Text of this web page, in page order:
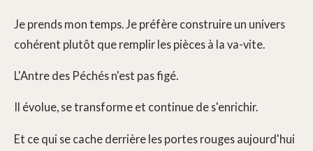
Je prends mon temps. Je préfère construire un univers
cohérent plutôt que remplir les pièces à la va-vite.
L'Antre des Péchés n'est pas figé.
Il évolue, se transforme et continue de s'enrichir.
Et ce qui se cache derrière les portes rouges aujourd'hui